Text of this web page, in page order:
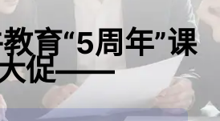
育“5周年”课
促——